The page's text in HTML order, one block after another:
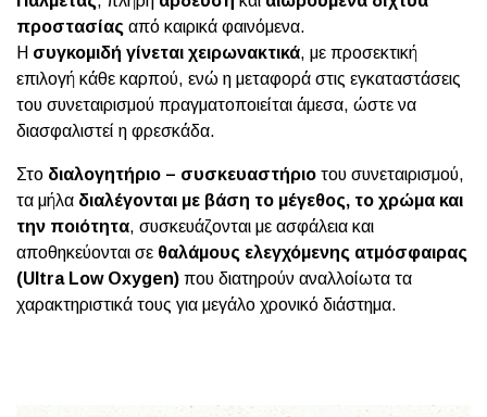
προστασίας από καιρικά φαινόμενα.
Η συγκομιδή γίνεται χειρωνακτικά, με προσεκτική
επιλογή κάθε καρπού, ενώ η μεταφορά στις εγκαταστάσεις
του συνεταιρισμού πραγματοποιείται άμεσα, ώστε να
διασφαλιστεί η φρεσκάδα.
Στο διαλογητήριο – συσκευαστήριο του συνεταιρισμού,
τα μήλα διαλέγονται με βάση το μέγεθος, το χρώμα και
την ποιότητα, συσκευάζονται με ασφάλεια και
αποθηκεύονται σε θαλάμους ελεγχόμενης ατμόσφαιρας
(Ultra Low Oxygen) που διατηρούν αναλλοίωτα τα
χαρακτηριστικά τους για μεγάλο χρονικό διάστημα.